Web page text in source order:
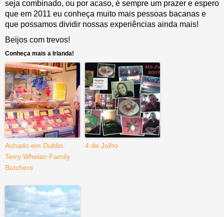
seja combinado, ou por acaso, é sempre um prazer e espero
que em 2011 eu conheça muito mais pessoas bacanas e
que possamos dividir nossas experiências ainda mais!
Beijos com trevos!
Conheça mais a Irlanda!
Achado em Dublin:
Terry Whelan Family
Butchers
4 de Julho